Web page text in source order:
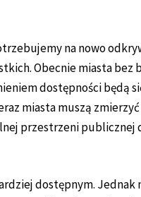
na nowo
Obecnie miasta bez
dostępności będą
miasta muszą zmierzyć
przestrzeni publicznej
dostępnym. Jednak